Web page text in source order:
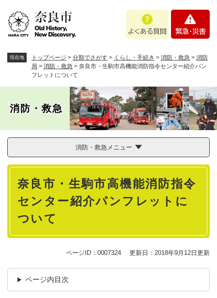
。
あ
問
・
現在地 トップページ > 分類でさがす > くらし・手続き > 消防・救急 > 消防
局 > 消防・救急 > 奈良市・生駒市高機能消防指令センター紹介パン
フレットについて
消防・救急
消防・救急メニュー
本
奈良市・生駒市高機能消防指令
センター紹介パンフレットに
ついて
ページID：0007324 更新日：2018年9月12日更新
ページ内目次